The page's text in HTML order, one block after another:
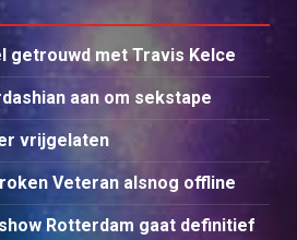
getrouwd met Travis Kelce
aan om sekstape
vrijgelaten
Veteran alsnog offline
Rotterdam gaat definitief